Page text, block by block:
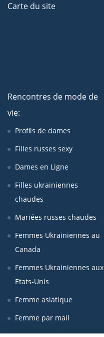
Carte du site
Rencontres de mode de
vie:
Profils de dames
Filles russes sexy
Dames en Ligne
Filles ukrainiennes
chaudes
Mariées russes chaudes
Femmes Ukrainiennes au
Canada
Femmes Ukrainiennes aux
Etats-Unis
Femme asiatique
Femme par mail